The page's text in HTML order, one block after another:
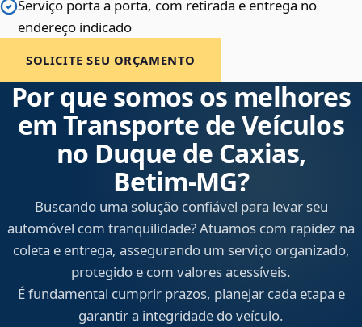
Serviço porta a porta, com retirada e entrega no
endereço indicado
SOLICITE SEU ORÇAMENTO
Por que somos os melhores
em Transporte de Veículos
no Duque de Caxias,
Betim‑MG?
Buscando uma solução confiável para levar seu
automóvel com tranquilidade? Atuamos com rapidez na
coleta e entrega, assegurando um serviço organizado,
protegido e com valores acessíveis.
É fundamental cumprir prazos, planejar cada etapa e
garantir a integridade do veículo.